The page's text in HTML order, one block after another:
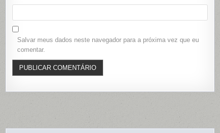
Salvar meus dados neste navegador para a próxima vez que eu
comentar.